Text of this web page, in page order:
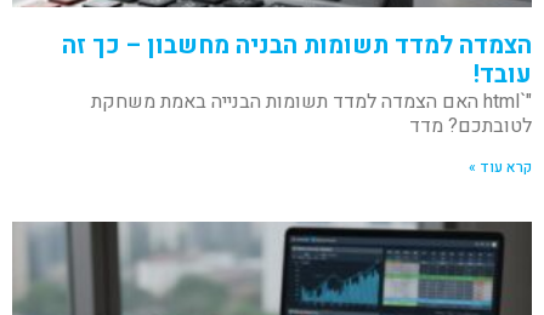
הצמדה למדד תשומות הבניה מחשבון – כך זה
עובד!
"`html האם הצמדה למדד תשומות הבנייה באמת משחקת
לטובתכם? מדד
קרא עוד »